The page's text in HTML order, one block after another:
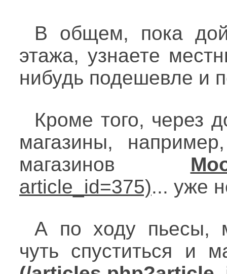
В общем, пока
этажа, узнаете
нибудь подешевле и
Кроме того, через
магазины,
магазинов
... уже
А по ходу пьесы,
чуть спуститься и